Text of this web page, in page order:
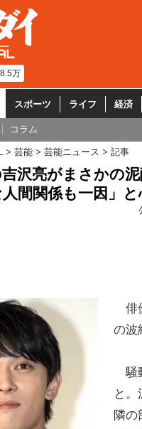
万
スポーツ ライフ 経済
コラム
芸能 芸能ニュース 記事
沢亮がまさかの
間関係も一因」
俳
の波
騒
と
隣の